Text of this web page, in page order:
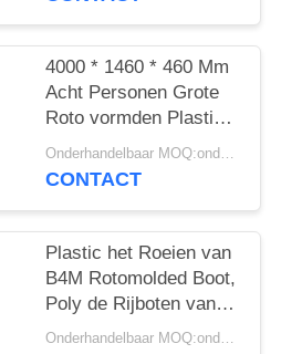
4000 * 1460 * 460 Mm
Acht Personen Grote
Roto vormden Plastic
Boten1250kg Lading
Onderhandelbaar MOQ:onderhandelingen
CONTACT
Plastic het Roeien van
B4M Rotomolded Boot,
Poly de Rijboten van
de Vissenrivier met
Onderhandelbaar MOQ:onderhandelingen